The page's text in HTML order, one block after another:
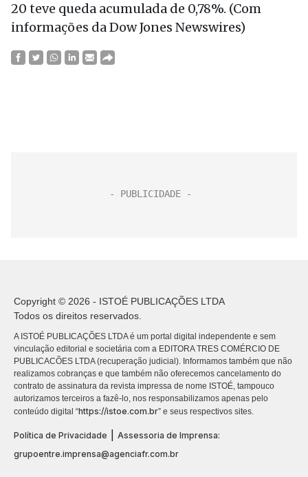
20 teve queda acumulada de 0,78%. (Com
informações da Dow Jones Newswires)
Copyright © 2026 - ISTOÉ PUBLICAÇÕES LTDA
Todos os direitos reservados.
A ISTOÉ PUBLICAÇÕES LTDA é um portal digital independente e sem
vinculação editorial e societária com a EDITORA TRES COMÉRCIO DE
PUBLICACÕES LTDA (recuperação judicial). Informamos também que não
realizamos cobranças e que também não oferecemos cancelamento do
contrato de assinatura da revista impressa de nome ISTOÉ, tampouco
autorizamos terceiros a fazê-lo, nos responsabilizamos apenas pelo
conteúdo digital “https://istoe.com.br” e seus respectivos sites.
Política de Privacidade
Assessoria de Imprensa:
grupoentre.imprensa@agenciafr.com.br